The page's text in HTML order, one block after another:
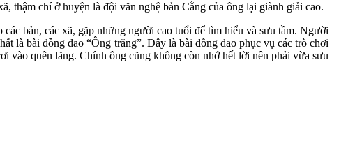
thậm chí ở huyện là đội văn nghệ bản Cằng của ông lại giành giải cao.
bản, các xã, gặp những người cao tuổi để tìm hiểu và sưu tầm. Người
là bài đồng dao “Ông trăng”. Đây là bài đồng dao phục vụ các trò chơi
vào quên lãng. Chính ông cũng không còn nhớ hết lời nên phải vừa sưu